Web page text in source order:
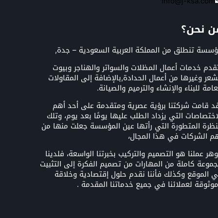
نحن؟
تنطلق من المملكة العربية السعودية – جدة,
خدمات أعمال المظلات والسواتر والهناجر وبيوت
وغيرها من أعمال الحدادة,بالإضافة إلى المقاولات
للبناء والإنشاء والترميم والصيانة.
قامت شركتنا برؤية عصرية ومتقدمة على أحد أهم
التي يزداد الطلب عليها يومًا بعد يوم، وتلك
المتطورة التي رأتها عين المؤسسة جعلت منها من
الشركات في هذا المجال،
عملنا هو التصميم والتركيب بخبرتنا الواسعة، فلدينا
كاملة من المهارات من تصميم الفكرة إلى التثبيت
الموقع وكذلك فأننا نقدم حلول إقتصادية وخلاقة
لعملائنا في جميع خدماتنا المقدمة .